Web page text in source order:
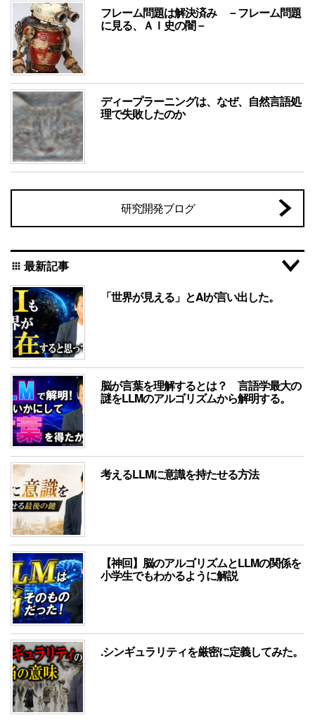
フレーム問題は解決済み －フレーム問題
に見る、ＡＩ史の闇－
ディープラーニングは、なぜ、自然言語処
理で失敗したのか
研究開発ブログ
apps 最新記事
「世界が見える」とAIが言い出した。
脳が言葉を理解するとは？ 言語学最大の
謎をLLMのアルゴリズムから解明する。
考えるLLMに意識を持たせる方法
【神回】脳のアルゴリズムとLLMの関係を
小学生でもわかるように解説
.シンギュラリティを厳密に定義してみた。